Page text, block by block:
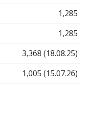
1,285
1,285
3,368 (18.08.25)
1,005 (15.07.26)